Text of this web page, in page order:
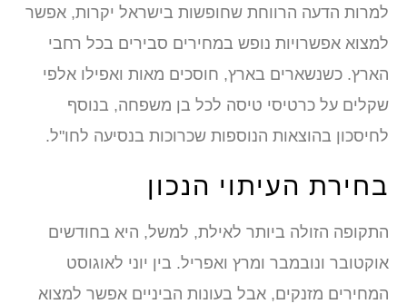
למרות הדעה הרווחת שחופשות בישראל יקרות, אפשר
למצוא אפשרויות נופש במחירים סבירים בכל רחבי
הארץ. כשנשארים בארץ, חוסכים מאות ואפילו אלפי
שקלים על כרטיסי טיסה לכל בן משפחה, בנוסף
לחיסכון בהוצאות הנוספות שכרוכות בנסיעה לחו"ל.
בחירת העיתוי הנכון
התקופה הזולה ביותר לאילת, למשל, היא בחודשים
אוקטובר ונובמבר ומרץ ואפריל. בין יוני לאוגוסט
המחירים מזנקים, אבל בעונות הביניים אפשר למצוא